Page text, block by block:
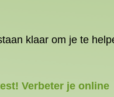
klaar om je te
Verbeter je online